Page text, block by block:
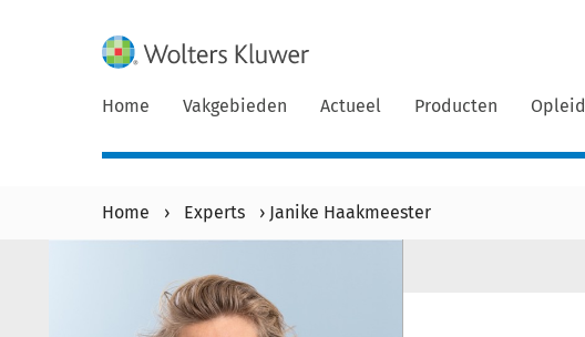
Home Vakgebieden Actueel Producten
Home › Experts › Janike Haakmeester